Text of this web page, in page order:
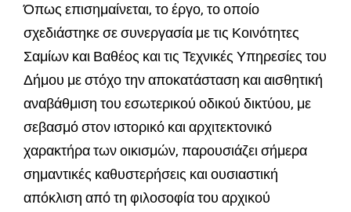
Όπως επισημαίνεται, το έργο, το οποίο
σχεδιάστηκε σε συνεργασία με τις Κοινότητες
Σαμίων και Βαθέος και τις Τεχνικές Υπηρεσίες του
Δήμου με στόχο την αποκατάσταση και αισθητική
αναβάθμιση του εσωτερικού οδικού δικτύου, με
σεβασμό στον ιστορικό και αρχιτεκτονικό
χαρακτήρα των οικισμών, παρουσιάζει σήμερα
σημαντικές καθυστερήσεις και ουσιαστική
απόκλιση από τη φιλοσοφία του αρχικού